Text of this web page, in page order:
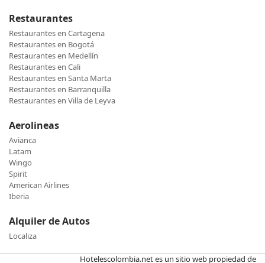
Restaurantes
Restaurantes en Cartagena
Restaurantes en Bogotá
Restaurantes en Medellín
Restaurantes en Cali
Restaurantes en Santa Marta
Restaurantes en Barranquilla
Restaurantes en Villa de Leyva
Aerolineas
Avianca
Latam
Wingo
Spirit
American Airlines
Iberia
Alquiler de Autos
Localiza
Hotelescolombia.net es un sitio web propiedad de